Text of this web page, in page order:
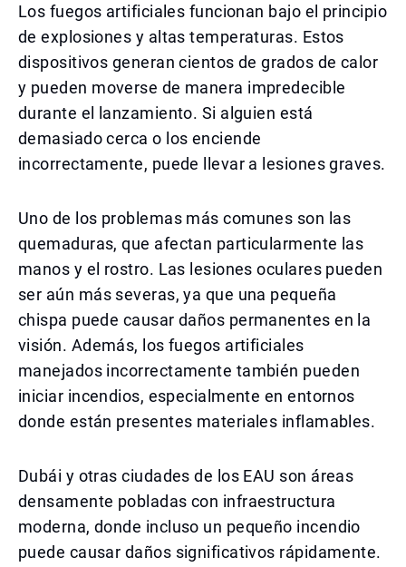
Los fuegos artificiales funcionan bajo el principio
de explosiones y altas temperaturas. Estos
dispositivos generan cientos de grados de calor
y pueden moverse de manera impredecible
durante el lanzamiento. Si alguien está
demasiado cerca o los enciende
incorrectamente, puede llevar a lesiones graves.
Uno de los problemas más comunes son las
quemaduras, que afectan particularmente las
manos y el rostro. Las lesiones oculares pueden
ser aún más severas, ya que una pequeña
chispa puede causar daños permanentes en la
visión. Además, los fuegos artificiales
manejados incorrectamente también pueden
iniciar incendios, especialmente en entornos
donde están presentes materiales inflamables.
Dubái y otras ciudades de los EAU son áreas
densamente pobladas con infraestructura
moderna, donde incluso un pequeño incendio
puede causar daños significativos rápidamente.